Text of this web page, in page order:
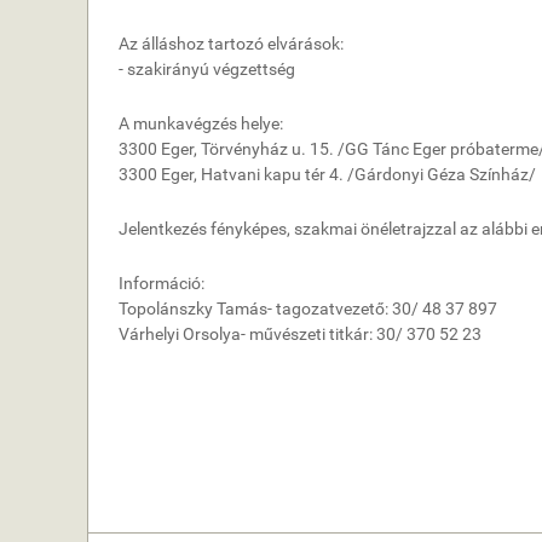
Az álláshoz tartozó elvárások:
- szakirányú végzettség
A munkavégzés helye:
3300 Eger, Törvényház u. 15. /GG Tánc Eger
3300 Eger, Hatvani kapu tér 4. /Gárdonyi Géza Színház/
Jelentkezés fényképes, szakmai önéletrajzzal az alábbi
Információ:
Topolánszky Tamás- tagozatvezető: 30/ 48 37 897
Várhelyi Orsolya- művészeti titkár: 30/ 370 52 23